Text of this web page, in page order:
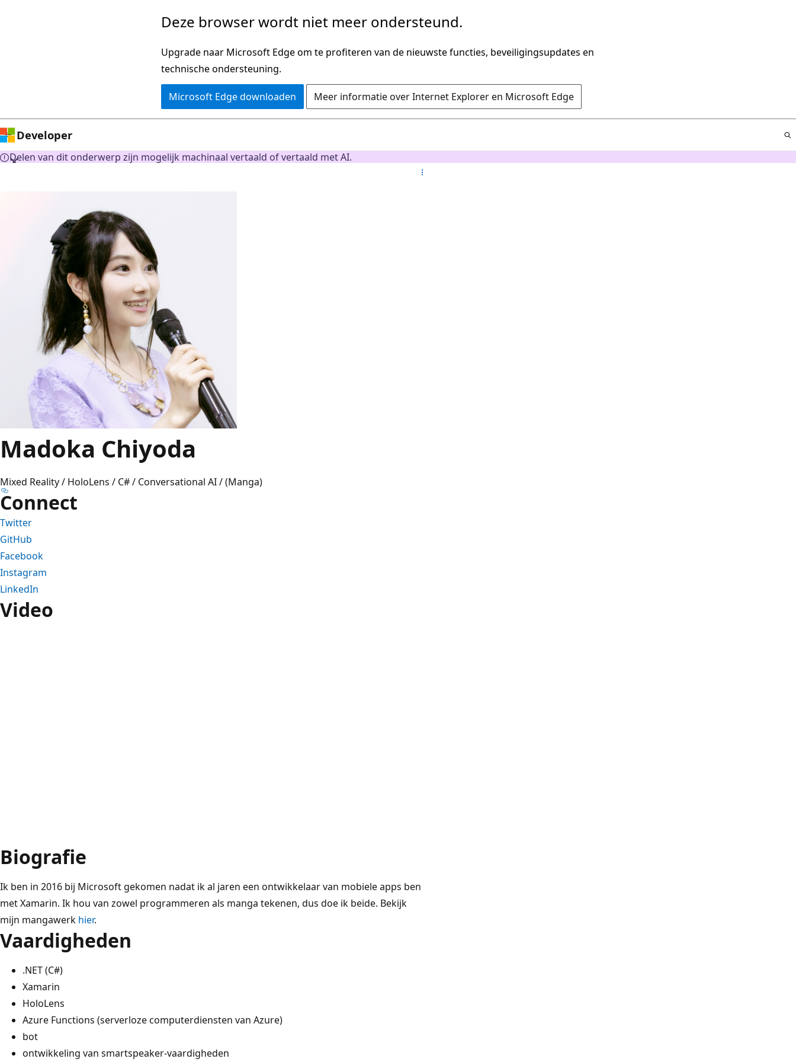
Deze browser wordt niet meer ondersteund.
Upgrade naar Microsoft Edge om te profiteren van de nieuwste functies, beveiligingsupdates en
technische ondersteuning.
Microsoft Edge downloaden Meer informatie over Internet Explorer en Microsoft Edge
Developer
Delen van dit onderwerp zijn mogelijk machinaal vertaald of vertaald met AI.
Madoka Chiyoda
Mixed Reality / HoloLens / C# / Conversational AI / (Manga)
Connect
Twitter
GitHub
Facebook
Instagram
LinkedIn
Video
Biografie
Ik ben in 2016 bij Microsoft gekomen nadat ik al jaren een ontwikkelaar van mobiele apps ben
met Xamarin. Ik hou van zowel programmeren als manga tekenen, dus doe ik beide. Bekijk
mijn mangawerk hier.
Vaardigheden
.NET (C#)
Xamarin
HoloLens
Azure Functions (serverloze computerdiensten van Azure)
bot
ontwikkeling van smartspeaker-vaardigheden